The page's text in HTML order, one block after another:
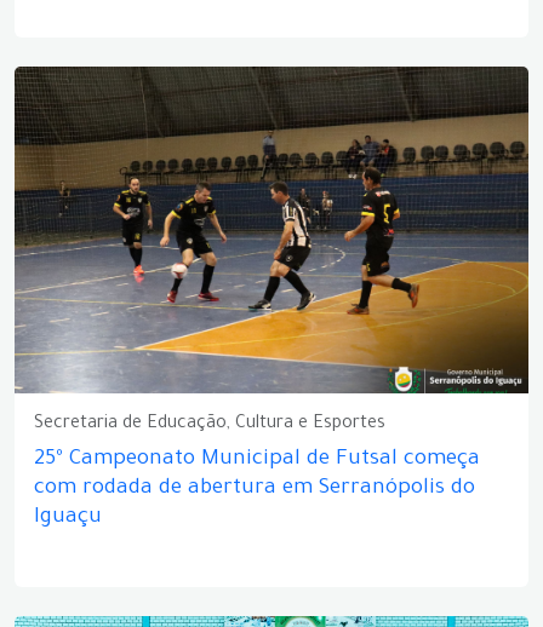
Secretaria de Educação, Cultura e Esportes
25º Campeonato Municipal de Futsal começa
com rodada de abertura em Serranópolis do
Iguaçu